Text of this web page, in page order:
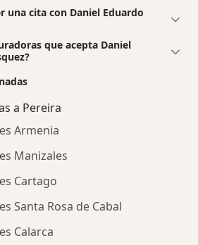
una cita con Daniel Eduardo
que acepta Daniel
a Pereira
Armenia
Manizales
Cartago
Santa Rosa de Cabal
Calarca